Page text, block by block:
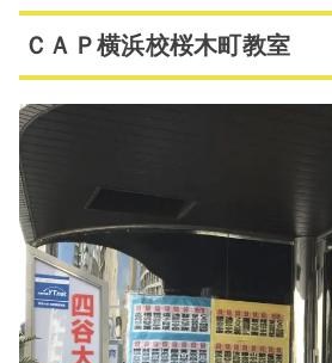
ＣＡＰ横浜校桜木町教室